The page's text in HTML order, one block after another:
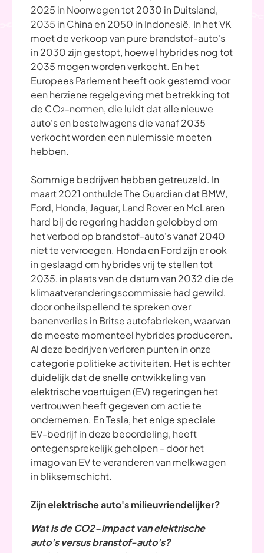
2025 in Noorwegen tot 2030 in Duitsland,
2035 in China en 2050 in Indonesië. In het VK
moet de verkoop van pure brandstof-auto's
in 2030 zijn gestopt, hoewel hybrides nog tot
2035 mogen worden verkocht. En het
Europees Parlement heeft ook gestemd voor
een herziene regelgeving met betrekking tot
de CO₂-normen, die luidt dat alle nieuwe
auto's en bestelwagens die vanaf 2035
verkocht worden een nulemissie moeten
hebben.
Sommige bedrijven hebben getreuzeld. In
maart 2021 onthulde The Guardian dat BMW,
Ford, Honda, Jaguar, Land Rover en McLaren
hard bij de regering hadden gelobbyd om
het verbod op brandstof-auto's vanaf 2040
niet te vervroegen. Honda en Ford zijn er ook
in geslaagd om hybrides vrij te stellen tot
2035, in plaats van de datum van 2032 die de
klimaatveranderingscommissie had gewild,
door onheilspellend te spreken over
banenverlies in Britse autofabrieken, waarvan
de meeste momenteel hybrides produceren.
Al deze bedrijven verloren punten in onze
categorie politieke activiteiten. Het is echter
duidelijk dat de snelle ontwikkeling van
elektrische voertuigen (EV) regeringen het
vertrouwen heeft gegeven om actie te
ondernemen. En Tesla, het enige speciale
EV-bedrijf in deze beoordeling, heeft
ontegensprekelijk geholpen - door het
imago van EV te veranderen van melkwagen
in bliksemschicht.
Zijn elektrische auto's milieuvriendelijker?
Wat is de CO2-impact van elektrische
auto's versus branstof-auto's?